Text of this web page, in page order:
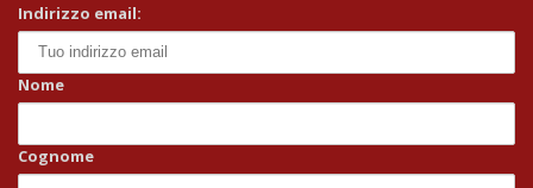
Indirizzo email:
Nome
Cognome